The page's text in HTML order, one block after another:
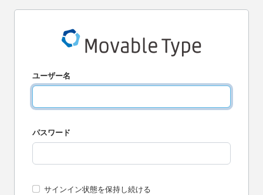
ユーザー名
パスワード
サインイン状態を保持し続ける